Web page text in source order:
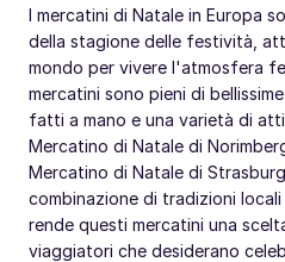
I mercatini di Natale in Europa
della stagione delle festività,
mondo per vivere l'atmosfera
mercatini sono pieni di
fatti a mano e una varietà di
Mercatino di Natale di
Mercatino di Natale di
combinazione di tradizioni
rende questi mercatini una
viaggiatori che desiderano